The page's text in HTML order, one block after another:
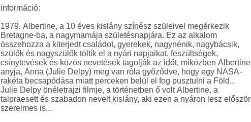
információ:
1979. Albertine, a 10 éves kislány színész szüleivel megérkezik
Bretagne-ba, a nagymamája születésnapjára. Ez az alkalom
összehozza a kiterjedt családot, gyerekek, nagynénik, nagybácsik,
szülők és nagyszülők töltik el a nyári napjaikat, feszültségek,
csínytevések és közös nevetések tagolják az időt, miközben Albertine
anyja, Anna (Julie Delpy) meg van róla győződve, hogy egy NASA-
rakéta becsapódása miatt perceken belül el fog pusztulni a Föld...
Julie Delpy önéletrajzi filmje, a történetben ő volt Albertine, a
talpraesett és szabadon nevelt kislány, aki ezen a nyáron lesz először
szerelmes is...